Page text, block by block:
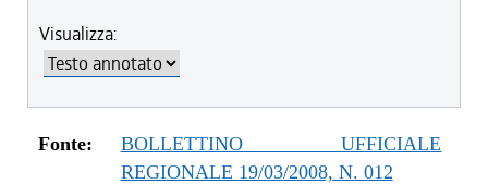
dal 07/03/2023 al 31/03/2023
dal 01/03/2023 al 06/03/2023
dal 14/06/2022 al 28/02/2023
dal 01/04/2022 al 13/06/2022
dal 01/01/2022 al 31/03/2022
Visualizza:
Fonte:
BOLLETTINO UFFICIALE
REGIONALE 19/03/2008, N. 012